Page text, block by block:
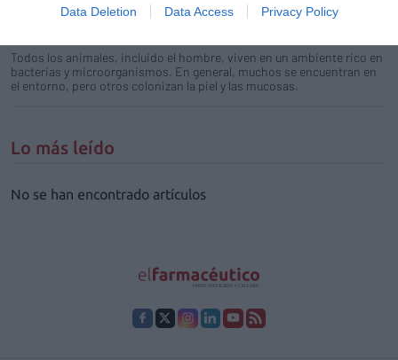
Data Deletion Data Access Privacy Policy
la práctica hospitalaria
Todos los animales, incluido el hombre, viven en un ambiente rico en
bacterias y microorganismos. En general, muchos se encuentran en
el entorno, pero otros colonizan la piel y las mucosas.
Lo más leído
No se han encontrado artículos